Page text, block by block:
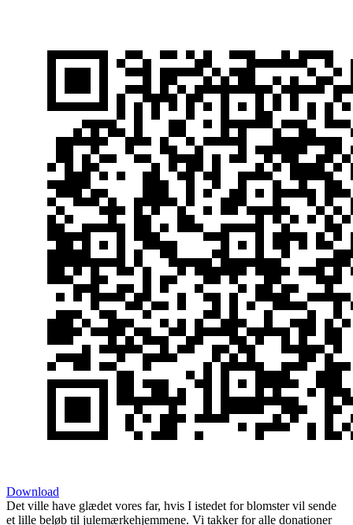
Download
Det ville have glædet vores far, hvis I istedet for blomster vil sende
et lille beløb til julemærkehjemmene. Vi takker for alle donationer